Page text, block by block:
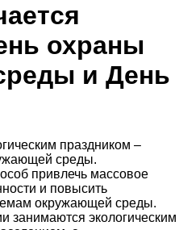
охраны
и День
праздником –
среды.
привлечь массовое
и повысить
окружающей среды.
занимаются экологическим